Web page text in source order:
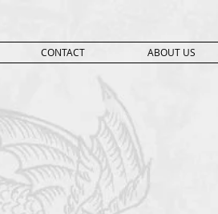
CONTACT ABOUT US